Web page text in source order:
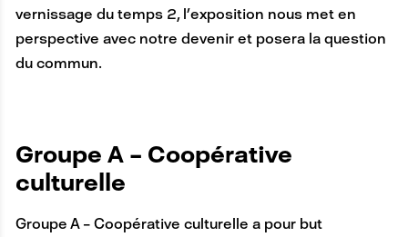
vernissage du temps 2, l’exposition nous met en
perspective avec notre devenir et posera la question
du commun.
A
N
Groupe A – Coopérative
culturelle
Groupe A – Coopérative culturelle a pour but